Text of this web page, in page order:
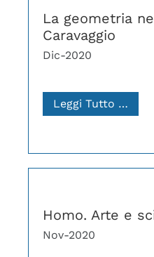
La geometria
Caravaggio
Dic-2020
Leggi Tutto …
Homo. Arte e
Nov-2020